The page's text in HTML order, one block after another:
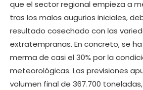
que el sector regional empieza a
tras los malos augurios iniciales,
resultado cosechado con las
extratempranas. En concreto, se
merma de casi el 30% por la
meteorológicas. Las previsiones
volumen final de 367.700